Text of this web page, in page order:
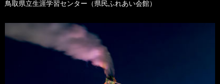
鳥取県立生涯学習センター（県民ふれあい会館）